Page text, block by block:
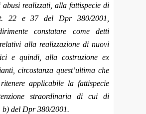
abusi realizzati, alla fattispecie di
22 e 37 del Dpr 380/2001,
constatare come detti
lativi alla realizzazione di nuovi
e quindi, alla costruzione ex
circostanza quest’ultima che
applicabile la fattispecie
straordinaria di cui di
b) del Dpr 380/2001.